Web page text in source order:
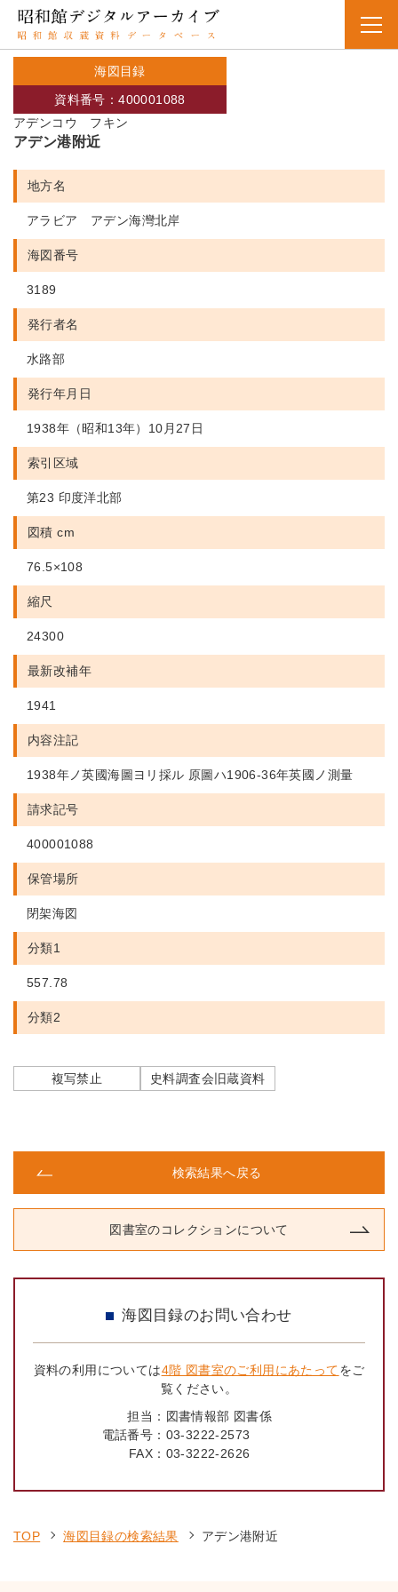
海図目録
アデンコウ フキン
資料番号：400001088
アデン港附近
地方名
アラビア アデン海灣北岸
海図番号
3189
発行者名
水路部
発行年月日
1938年（昭和13年）10月27日
索引区域
第23 印度洋北部
図積 cm
76.5×108
縮尺
24300
最新改補年
1941
内容注記
1938年ノ英國海圖ヨリ採ル 原圖ハ1906-36年英國ノ測量
請求記号
400001088
保管場所
閉架海図
分類1
557.78
分類2
複写禁止 史料調査会旧蔵資料
検索結果へ戻る
図書室のコレクションについて
海図目録のお問い合わせ
資料の利用については4階 図書室のご利用にあたってをご
覧ください。
担当： 図書情報部 図書係
電話番号： 03-3222-2573
FAX： 03-3222-2626
TOP 海図目録の検索結果 アデン港附近